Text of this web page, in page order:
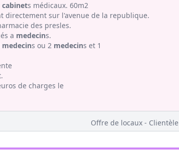
cabinets médicaux. 60m2
directement sur l'avenue de la republique.
des presles.
a medecins.
medecins ou 2 medecins et 1
de charges le
Offre de locaux - Clientèle